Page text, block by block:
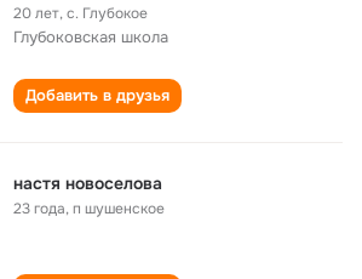
20 лет,с. Глубокое
Глубоковская школа
Добавить в друзья
настя новоселова
23 года,п шушенское